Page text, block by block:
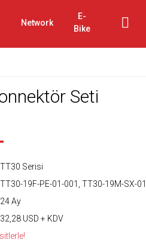
Network
E-
Bike
Seti
TT30 Serisi
TT30-19F-PE-01-001, TT30-19M-SX-
24 Ay
32,28 USD + KDV